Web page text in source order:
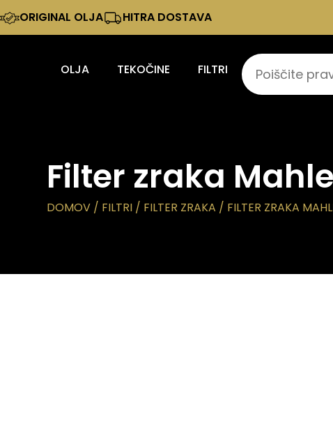
ORIGINAL OLJA HITRA DOSTAVA
OLJA TEKOČINE FILTRI
Filter zraka Mahle
DOMOV / FILTRI / FILTER ZRAKA / FILTER ZRAKA